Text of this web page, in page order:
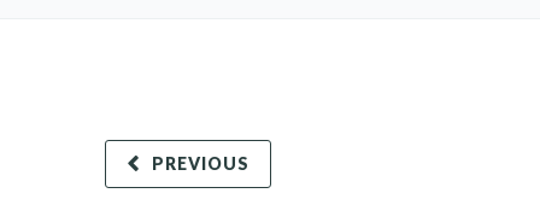
PREVIOUS